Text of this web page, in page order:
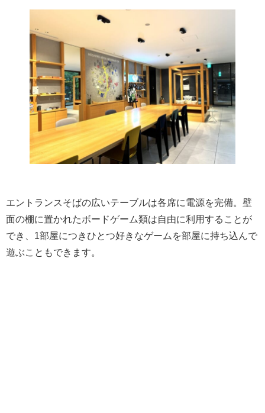
エントランスそばの広いテーブルは各席に電源を完備。壁
面の棚に置かれたボードゲーム類は自由に利用することが
でき、1部屋につきひとつ好きなゲームを部屋に持ち込んで
遊ぶこともできます。